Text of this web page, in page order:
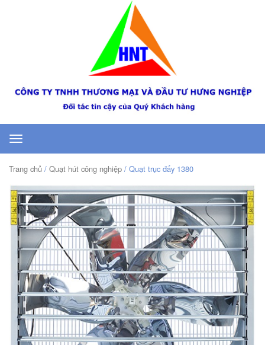
Toggle
navigation
Trang chủ / Quạt hút công nghiệp / Quạt trục đẩy 1380